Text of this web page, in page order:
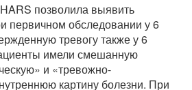
позволила выявить
первичном обследовании у 6
тревогу также у 6
имели смешанную
и «тревожно-
картину болезни. При